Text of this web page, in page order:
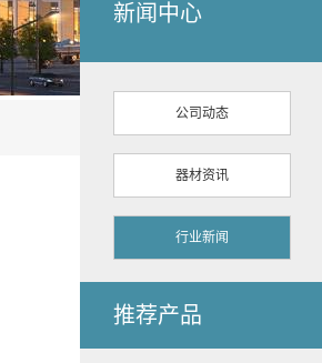
新闻中心
公司动态
器材资讯
行业新闻
推荐产品